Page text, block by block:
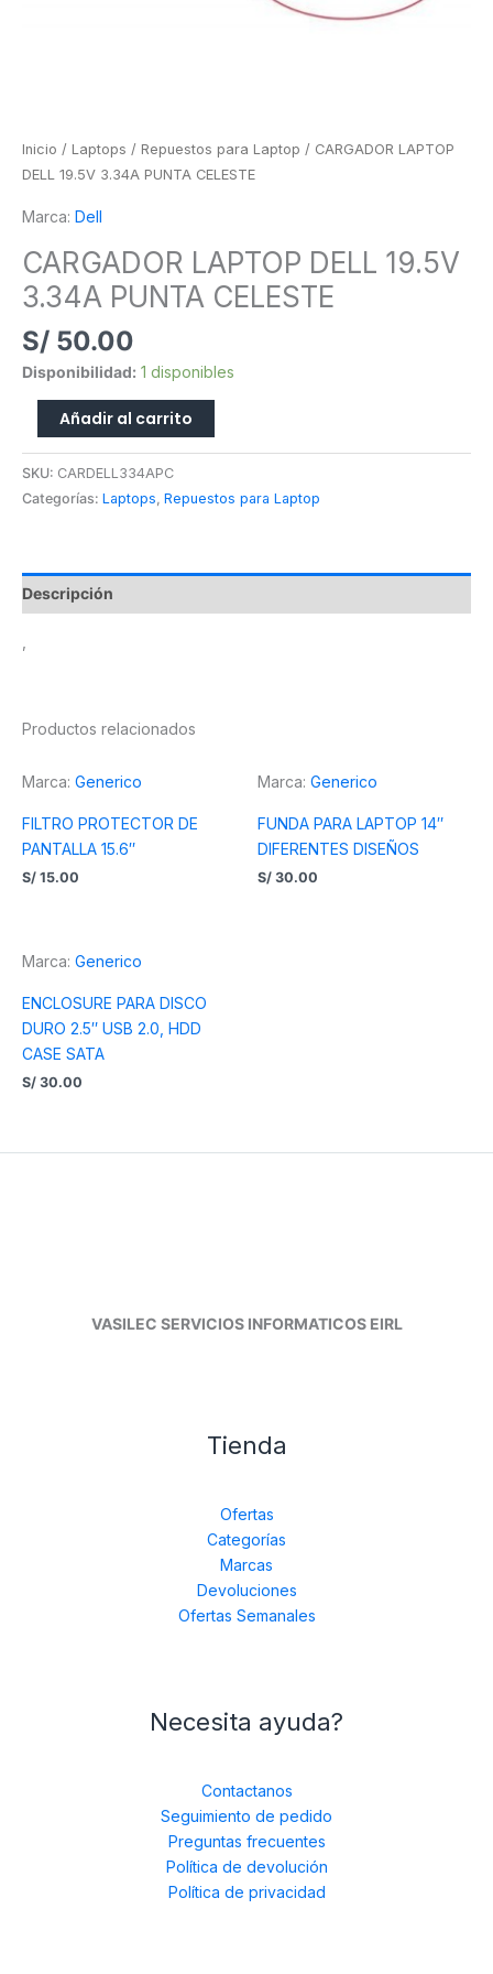
Inicio / Laptops / Repuestos para Laptop / CARGADOR LAPTOP
DELL 19.5V 3.34A PUNTA CELESTE
Marca: Dell
CARGADOR LAPTOP DELL 19.5V
3.34A PUNTA CELESTE
S/ 50.00
Disponibilidad: 1 disponibles
Añadir al carrito
SKU: CARDELL334APC
Categorías: Laptops, Repuestos para Laptop
Descripción
Productos relacionados
Marca: Generico
FILTRO PROTECTOR DE
PANTALLA 15.6″
S/ 15.00
Marca: Generico
FUNDA PARA LAPTOP 14″
DIFERENTES DISEÑOS
S/ 30.00
Marca: Generico
ENCLOSURE PARA DISCO
DURO 2.5″ USB 2.0, HDD
CASE SATA
S/ 30.00
VASILEC SERVICIOS INFORMATICOS EIRL
Tienda
Ofertas
Categorías
Marcas
Devoluciones
Ofertas Semanales
Necesita ayuda?
Contactanos
Seguimiento de pedido
Preguntas frecuentes
Política de devolución
Política de privacidad